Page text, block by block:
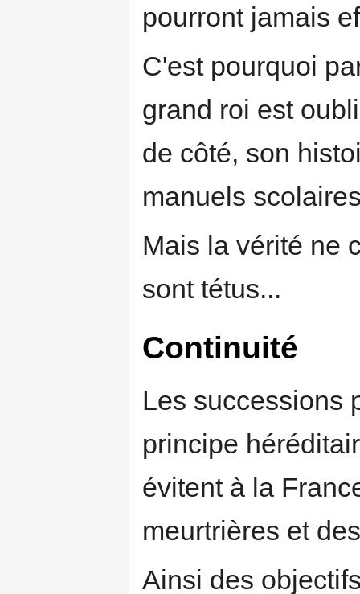
pourront jamais
C'est pourquoi
grand roi est
de côté, son
manuels
Mais la vérité ne
sont tétus...
Continuité
Les successions
principe
évitent à la
meurtrières et
Ainsi des